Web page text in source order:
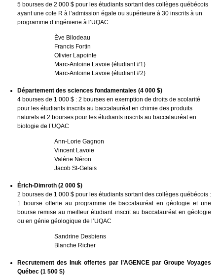
5 bourses de 2 000 $ pour les étudiants sortant des collèges québécois
ayant une cote R à l’admission égale ou supérieure à 30 inscrits à un
programme d’ingénierie à l’UQAC
Ève Bilodeau
Francis Fortin
Olivier Lapointe
Marc-Antoine Lavoie (étudiant #1)
Marc-Antoine Lavoie (étudiant #2)
Département des sciences fondamentales (4 000 $)
4 bourses de 1 000 $ : 2 bourses en exemption de droits de scolarité
pour les étudiants inscrits au baccalauréat en chimie des produits
naturels et 2 bourses pour les étudiants inscrits au baccalauréat en
biologie de l’UQAC
Ann-Lorie Gagnon
Vincent Lavoie
Valérie Néron
Jacob St-Gelais
Érich-Dimroth (2 000 $)
2 bourses de 1 000 $ pour les étudiants sortant des collèges québécois :
1 bourse offerte au programme de baccalauréat en géologie et une
bourse remise au meilleur étudiant inscrit au baccalauréat en géologie
ou en génie géologique de l’UQAC
Sandrine Desbiens
Blanche Richer
Recrutement des Inuk offertes par l’AGENCE par Groupe Voyages
Québec (1 500 $)